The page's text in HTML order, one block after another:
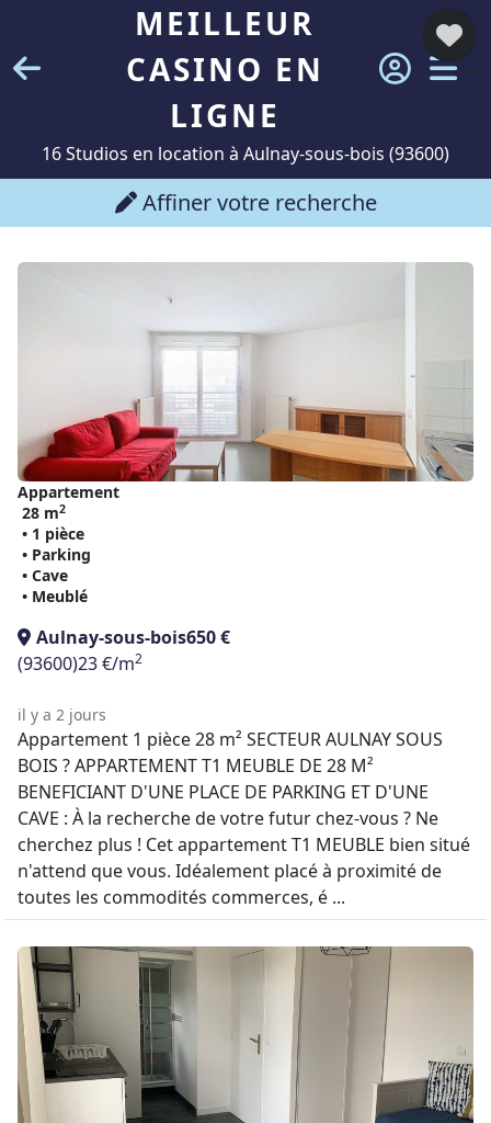
MEILLEUR
CASINO EN
LIGNE
16 Studios en location à Aulnay-sous-bois (93600)
Affiner votre recherche
Appartement
28 m2
• 1 pièce
• Parking
• Cave
• Meublé
Aulnay-sous-bois650 €
(93600)23 €/m2
il y a 2 jours
Appartement 1 pièce 28 m² SECTEUR AULNAY SOUS
BOIS ? APPARTEMENT T1 MEUBLE DE 28 M²
BENEFICIANT D'UNE PLACE DE PARKING ET D'UNE
CAVE : À la recherche de votre futur chez-vous ? Ne
cherchez plus ! Cet appartement T1 MEUBLE bien situé
n'attend que vous. Idéalement placé à proximité de
toutes les commodités commerces, é ...